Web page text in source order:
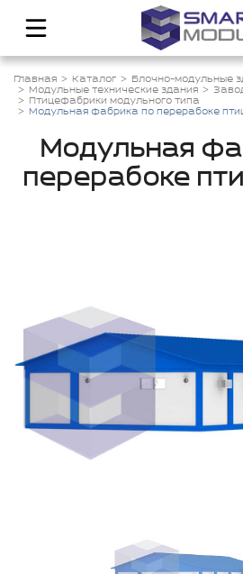
Главная Каталог
Блочно-модульные
Модульные технические здания
Птицефабрики модульного типа
Модульная фабрика по перерабоке
Модульная
перерабоке